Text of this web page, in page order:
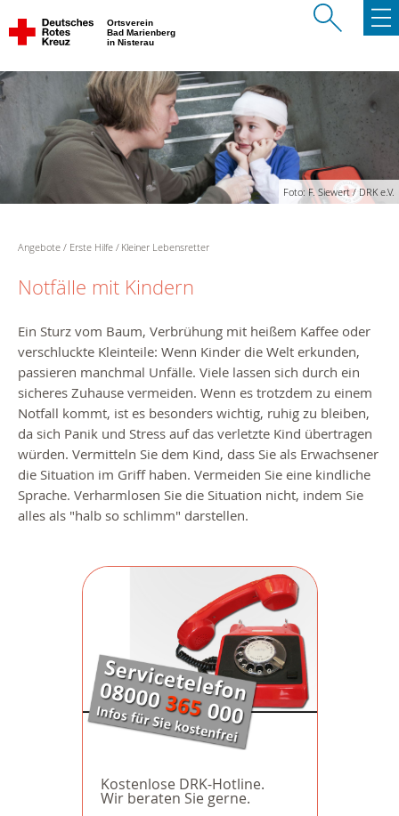
Ortsverein
Bad Marienberg
in Nisterau
Foto: F. Siewert / DRK e.V.
Angebote Erste Hilfe Kleiner Lebensretter
Notfälle mit Kindern
Ein Sturz vom Baum, Verbrühung mit heißem Kaffee oder
verschluckte Kleinteile: Wenn Kinder die Welt erkunden,
passieren manchmal Unfälle. Viele lassen sich durch ein
sicheres Zuhause vermeiden. Wenn es trotzdem zu einem
Notfall kommt, ist es besonders wichtig, ruhig zu bleiben,
da sich Panik und Stress auf das verletzte Kind übertragen
würden. Vermitteln Sie dem Kind, dass Sie als Erwachsener
die Situation im Griff haben. Vermeiden Sie eine kindliche
Sprache. Verharmlosen Sie die Situation nicht, indem Sie
alles als "halb so schlimm" darstellen.
Kostenlose DRK-Hotline.
Wir beraten Sie gerne.